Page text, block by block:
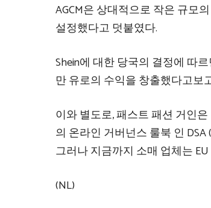
AGCM은 상대적으로 작은 규모
설정했다고 덧붙였다.
Shein에 대한 당국의 결정에 따
만 유로의 수익을 창출했다고보
이와 별도로, 패스트 패션 거인
의 온라인 거버넌스 룰북 인
그러나 지금까지 소매 업체는
(NL)